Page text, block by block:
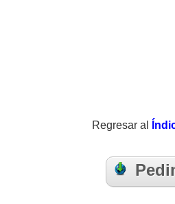
Regresar al